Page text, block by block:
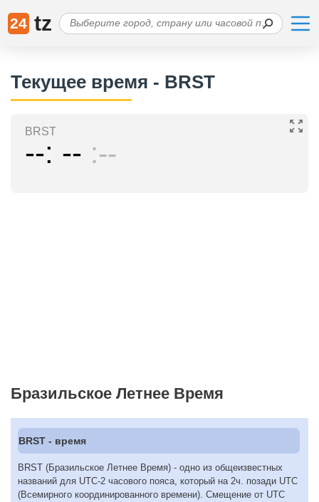
24 tz
Текущее время - BRST
BRST
-- -- --
Бразильское Летнее Время
BRST - время
BRST (Бразильское Летнее Время) - одно из общеизвестных
названий для UTC-2 часового пояса, который на 2ч. позади UTC
(Всемирного координированного времени). Смещение от UTC